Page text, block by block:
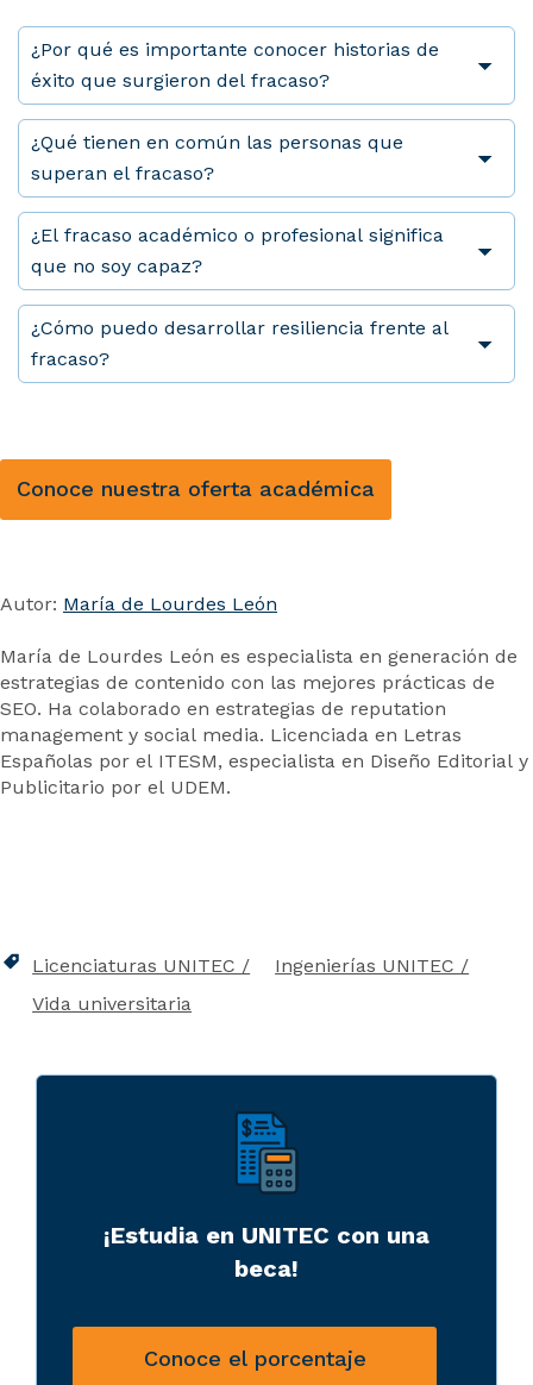
¿Por qué es importante conocer historias de
éxito que surgieron del fracaso?
¿Qué tienen en común las personas que
superan el fracaso?
¿El fracaso académico o profesional significa
que no soy capaz?
¿Cómo puedo desarrollar resiliencia frente al
fracaso?
Conoce nuestra oferta académica
Autor: María de Lourdes León
María de Lourdes León es especialista en generación de
estrategias de contenido con las mejores prácticas de
SEO. Ha colaborado en estrategias de reputation
management y social media. Licenciada en Letras
Españolas por el ITESM, especialista en Diseño Editorial y
Publicitario por el UDEM.
Licenciaturas UNITEC
Ingenierías UNITEC
Vida universitaria
¡Estudia en UNITEC con una
beca!
Conoce el porcentaje